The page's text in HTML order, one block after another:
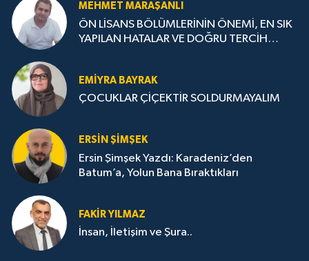
MEHMET MARAŞANLI
ÖN LİSANS BÖLÜMLERİNİN ÖNEMİ, EN SIK
YAPILAN HATALAR VE DOĞRU TERCİH
EMIYRA BAYRAK
ÇOCUKLAR ÇİÇEKTİR SOLDURMAYALIM
ERSIN ŞIMŞEK
Ersin Şimşek Yazdı: Karadeniz’den
Batum’a, Yolun Bana Bıraktıkları
FAKIR YILMAZ
İnsan, İletişim ve Şura..